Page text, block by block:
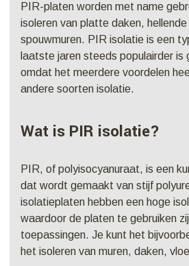
PIR-platen worden met name
isoleren van platte daken,
spouwmuren. PIR isolatie is een
laatste jaren steeds populairder is
omdat het meerdere voordelen
andere soorten isolatie.
Wat is PIR isolatie?
PIR, of polyisocyanuraat, is een
dat wordt gemaakt van stijf
isolatieplaten hebben een hoge
waardoor de platen te gebruiken
toepassingen. Je kunt het
het isoleren van muren, daken,